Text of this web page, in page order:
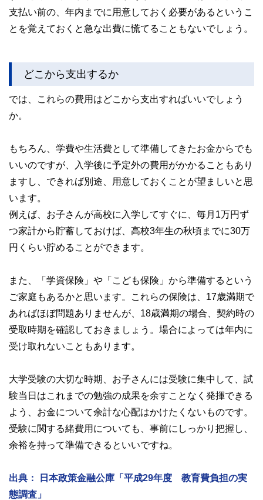
支払い前の、年内までに用意しておく必要があるというこ
とを覚えておくと急な出費に慌てることもないでしょう。
どこから支出するか
では、これらの費用はどこから支出すればいいでしょう
か。
もちろん、学費や生活費として準備してきたお金からでも
いいのですが、入学後に予定外の費用がかかることもあり
ますし、できれば別途、用意しておくことが望ましいと思
います。
例えば、お子さんが高校に入学してすぐに、毎月1万円ず
つ家計から貯蓄しておけば、高校3年生の秋頃までに30万
円くらい貯めることができます。
また、「学資保険」や「こども保険」から準備するという
ご家庭もあるかと思います。これらの保険は、17歳満期で
あればほぼ問題ありませんが、18歳満期の場合、契約時の
受取時期を確認しておきましょう。場合によっては年内に
受け取れないこともあります。
大学受験の大切な時期、お子さんには受験に集中して、試
験当日はこれまでの勉強の成果を余すことなく発揮できる
よう、お金について余計な心配はかけたくないものです。
受験に関する緒費用についても、事前にしっかり把握し、
余裕を持って準備できるといいですね。
出典： 日本政策金融公庫「平成29年度 教育費負担の実
態調査」